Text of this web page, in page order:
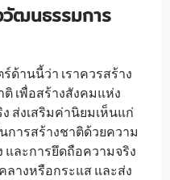
ฒนธรรมการ
ด้านนี้ว่า เราควรสร้าง
เพื่อสร้างสังคมแห่ง
ส่งเสริมค่านิยมเห็นแก่
การสร้างชาติด้วยความ
และการยึดถือความจริง
ลางหรือกระแส และส่ง